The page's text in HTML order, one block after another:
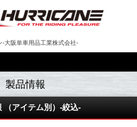
-大阪単車用品工業株式会社-
（アイテム別）-絞込-